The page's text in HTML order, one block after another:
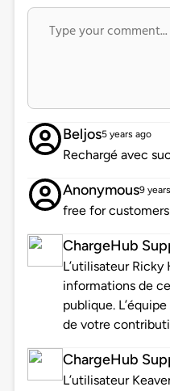
Beljos5 years ago
Rechargé avec
Anonymous9
free for customers
ChargeHub
L’utilisateur
informations de
publique.
de votre
ChargeHub
L’utilisateur